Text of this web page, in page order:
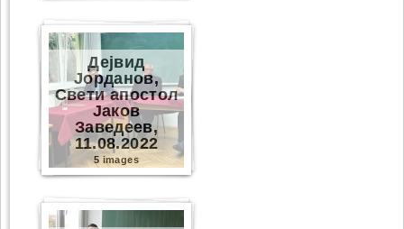
Дејвид
Јорданов,
Свети апостол
Јаков
Заведеев,
11.08.2022
5 images